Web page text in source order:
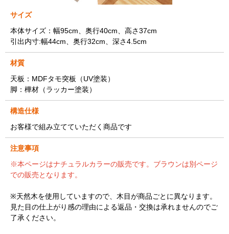
サイズ
本体サイズ：幅95cm、奥行40cm、高さ37cm
引出内寸:幅44cm、奥行32cm、深さ4.5cm
材質
天板：MDFタモ突板（UV塗装）
脚：樺材（ラッカー塗装）
構造仕様
お客様で組み立てていただく商品です
注意事項
※本ページはナチュラルカラーの販売です。ブラウンは別ページ
での販売となります。
※天然木を使用していますので、木目が商品ごとに異なります。
見た目の仕上がり感の理由による返品・交換は承れませんのでご
了承ください。